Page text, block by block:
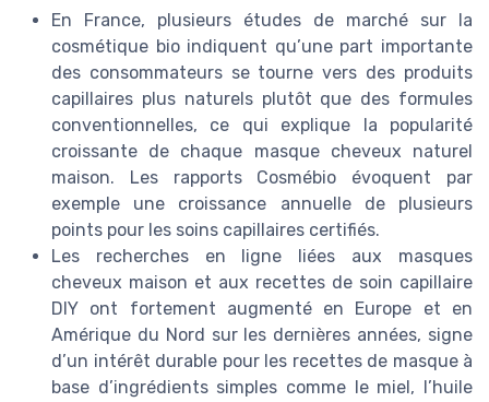
En France, plusieurs études de marché sur la
cosmétique bio indiquent qu’une part importante
des consommateurs se tourne vers des produits
capillaires plus naturels plutôt que des formules
conventionnelles, ce qui explique la popularité
croissante de chaque masque cheveux naturel
maison. Les rapports Cosmébio évoquent par
exemple une croissance annuelle de plusieurs
points pour les soins capillaires certifiés.
Les recherches en ligne liées aux masques
cheveux maison et aux recettes de soin capillaire
DIY ont fortement augmenté en Europe et en
Amérique du Nord sur les dernières années, signe
d’un intérêt durable pour les recettes de masque à
base d’ingrédients simples comme le miel, l’huile